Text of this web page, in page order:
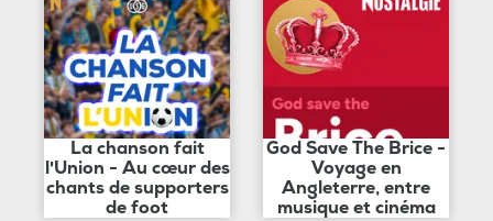
La chanson fait
l'Union - Au cœur des
chants de supporters
de foot
God Save The Brice -
Voyage en
Angleterre, entre
musique et cinéma